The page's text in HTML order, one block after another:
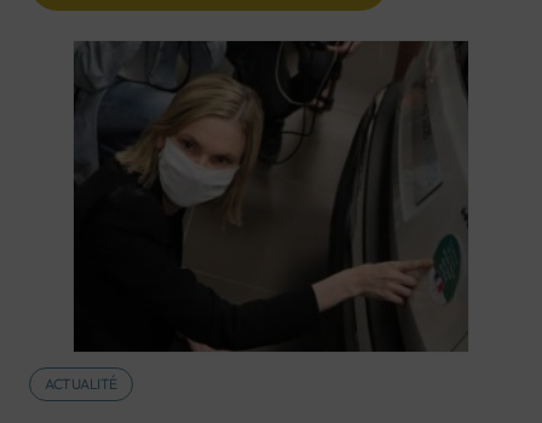
ACTUALITÉ